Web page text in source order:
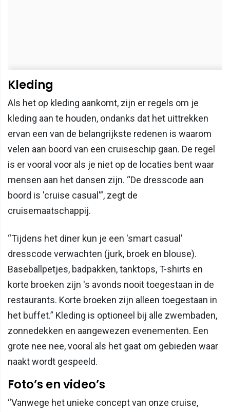
Kleding
Als het op kleding aankomt, zijn er regels om je
kleding aan te houden, ondanks dat het uittrekken
ervan een van de belangrijkste redenen is waarom
velen aan boord van een cruiseschip gaan. De regel
is er vooral voor als je niet op de locaties bent waar
mensen aan het dansen zijn. “De dresscode aan
boord is 'cruise casual'”, zegt de
cruisemaatschappij.
“Tijdens het diner kun je een 'smart casual'
dresscode verwachten (jurk, broek en blouse).
Baseballpetjes, badpakken, tanktops, T-shirts en
korte broeken zijn 's avonds nooit toegestaan in de
restaurants. Korte broeken zijn alleen toegestaan in
het buffet.” Kleding is optioneel bij alle zwembaden,
zonnedekken en aangewezen evenementen. Een
grote nee nee, vooral als het gaat om gebieden waar
naakt wordt gespeeld.
Foto’s en video’s
“Vanwege het unieke concept van onze cruise,